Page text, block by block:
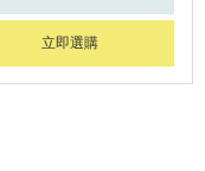
立即選購